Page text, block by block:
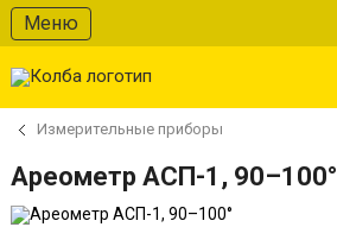
Меню
Измерительные приборы
Ареометр АСП-1, 90–100°